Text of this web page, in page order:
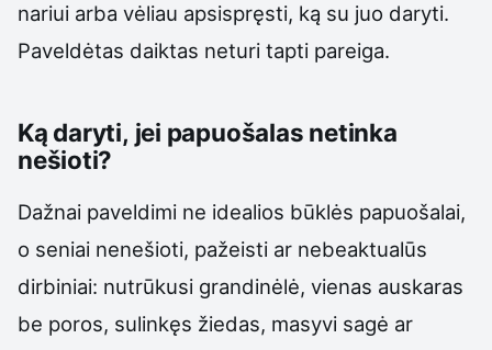
nariui arba vėliau apsispręsti, ką su juo daryti.
Paveldėtas daiktas neturi tapti pareiga.
Ką daryti, jei papuošalas netinka
nešioti?
Dažnai paveldimi ne idealios būklės papuošalai,
o seniai nenešioti, pažeisti ar nebeaktualūs
dirbiniai: nutrūkusi grandinėlė, vienas auskaras
be poros, sulinkęs žiedas, masyvi sagė ar